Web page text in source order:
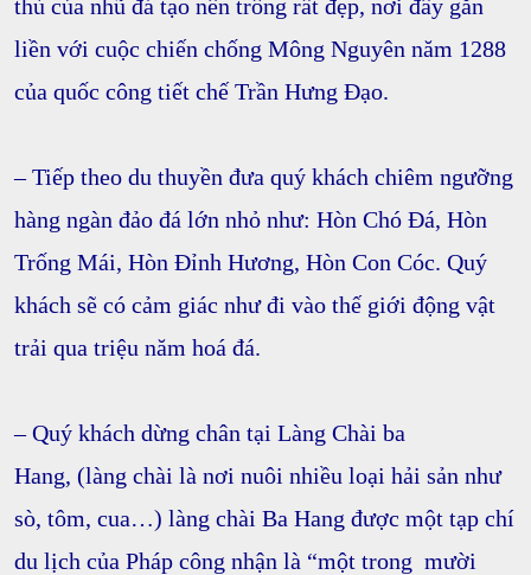
thù của nhũ đá tạo nên trông rất đẹp, nơi đây gắn
liền với cuộc chiến chống Mông Nguyên năm 1288
của quốc công tiết chế Trần Hưng Đạo.
– Tiếp theo du thuyền đưa quý khách chiêm ngưỡng
hàng ngàn đảo đá lớn nhỏ như: Hòn Chó Đá, Hòn
Trống Mái, Hòn Đỉnh Hương, Hòn Con Cóc. Quý
khách sẽ có cảm giác như đi vào thế giới động vật
trải qua triệu năm hoá đá.
– Quý khách dừng chân tại Làng Chài ba
Hang, (làng chài là nơi nuôi nhiều loại hải sản như
sò, tôm, cua…) làng chài Ba Hang được một tạp chí
du lịch của Pháp công nhận là “một trong mười